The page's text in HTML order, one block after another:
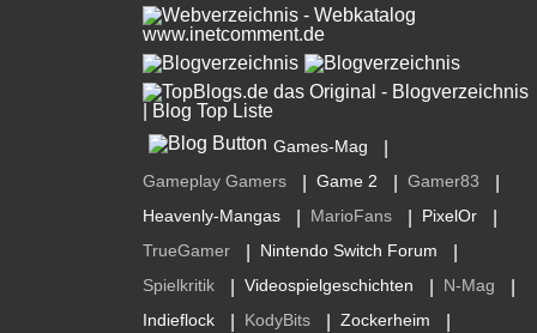
Games-Mag
Gameplay Gamers Game 2 Gamer83
Heavenly-Mangas MarioFans PixelOr
TrueGamer Nintendo Switch Forum
Spielkritik Videospielgeschichten N-Mag
Indieflock KodyBits Zockerheim